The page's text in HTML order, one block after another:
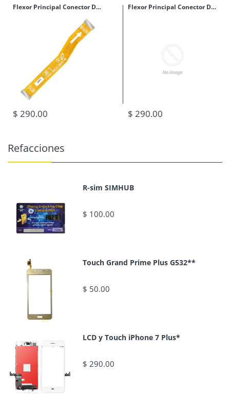
Flexor Principal Conector De Tablillas Samsung M40 (M405)
$ 290.00
Flexor Principal Conector De Tablillas Samsung M30 (M305)
$ 290.00
Refacciones
R-sim SIMHUB
$ 100.00
Touch Grand Prime Plus G532**
$ 50.00
LCD y Touch iPhone 7 Plus*
$ 290.00